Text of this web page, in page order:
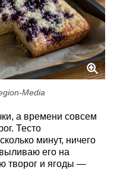
Media
а времени совсем
Тесто
минут, ничего
его на
творог и ягоды —